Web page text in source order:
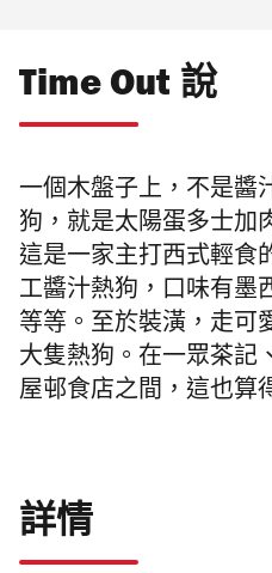
Time Out 說
一個木盤子上，不是醬
狗 ，就是太陽蛋多士加
這是一家主打西式輕食
工醬汁熱狗，口味有墨
等等。至於裝潢，走可
大隻熱狗。在一眾茶記
屋邨食店之間，這也算
詳情